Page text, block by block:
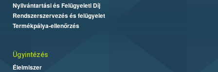
Nyilvántartási és Felügyeleti Díj
Rendszerszervezés és felügyelet
Termékpálya-ellenőrzés
Ügyintézés
Élelmiszer